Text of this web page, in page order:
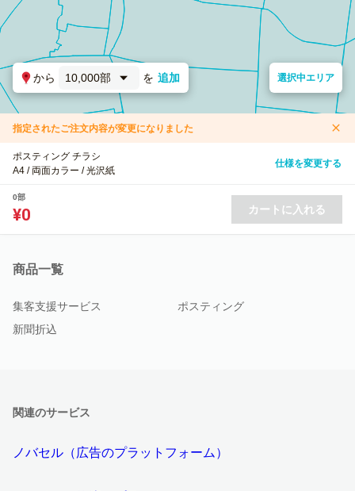
から 10,000部 を 追加 選択中エリア
指定されたご注文内容が変更になりました
ポスティング チラシ
A4 / 両面カラー / 光沢紙
仕様を変更する
0部
¥0 カートに入れる
商品一覧
集客支援サービス
ポスティング
新聞折込
関連のサービス
ノバセル（広告のプラットフォーム）